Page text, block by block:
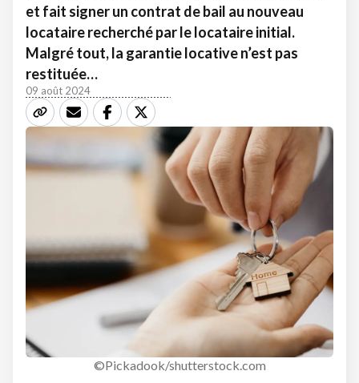
et fait signer un contrat de bail au nouveau
locataire recherché par le locataire initial.
Malgré tout, la garantie locative n’est pas
restituée…
09 août 2024
©Pickadook/shutterstock.com